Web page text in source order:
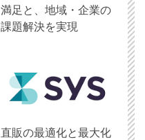
満足と、地域・企業の
課題解決を実現
直販の最適化と最大化